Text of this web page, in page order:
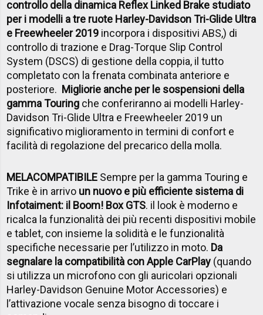
controllo della dinamica Reflex Linked Brake studiato
per i modelli a tre ruote Harley-Davidson Tri-Glide Ultra
e Freewheeler 2019 incorpora i dispositivi ABS,) di
controllo di trazione e Drag-Torque Slip Control
System (DSCS) di gestione della coppia, il tutto
completato con la frenata combinata anteriore e
posteriore. Migliorie anche per le sospensioni della
gamma Touring che conferiranno ai modelli Harley-
Davidson Tri-Glide Ultra e Freewheeler 2019 un
significativo miglioramento in termini di confort e
facilità di regolazione del precarico della molla.
MELACOMPATIBILE Sempre per la gamma Touring e
Trike è in arrivo un nuovo e più efficiente sistema di
Infotaiment: il Boom! Box GTS. il look è moderno e
ricalca la funzionalità dei più recenti dispositivi mobile
e tablet, con insieme la solidità e le funzionalità
specifiche necessarie per l’utilizzo in moto. Da
segnalare la compatibilità con Apple CarPlay (quando
si utilizza un microfono con gli auricolari opzionali
Harley-Davidson Genuine Motor Accessories) e
l’attivazione vocale senza bisogno di toccare i